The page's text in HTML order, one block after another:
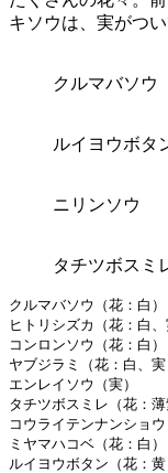
キソウは、実がつ
クルマバソウ
ルイヨウボタ
ニリンソウ
タチツボスミ
クルマバソウ（花：白）
ヒトリシズカ（花：白、
コンロンソウ（花：白）
ヤブジラミ（花：白、実
エンレイソウ（実）
タチツボスミレ（花：薄
コウライテンナンショ
ミヤマハコベ（花：白）
ルイヨウボタン（花：黄